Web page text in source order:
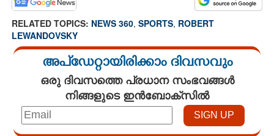
RELATED TOPICS: NEWS 360, SPORTS, ROBERT
LEWANDOVSKY
അപ്ഡേറ്റായിരിക്കാം ദിവസവും
ഒരു ദിവസത്തെ പ്രധാന സംഭവങ്ങൾ
നിങ്ങളുടെ ഇൻബോക്സിൽ